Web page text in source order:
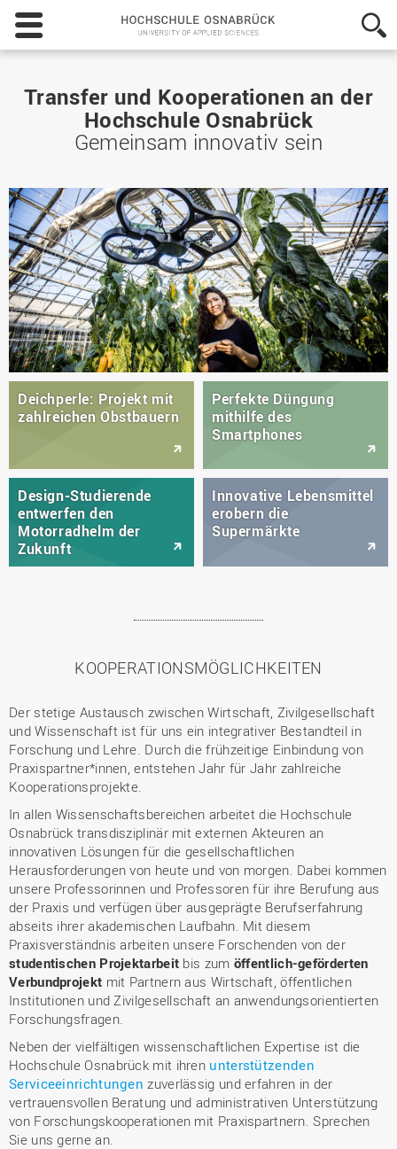
Hochschule
Osnabrück
-
Applied
Sciences
Transfer und Kooperationen an der
Hochschule Osnabrück
Gemeinsam innovativ sein
Deichperle: Projekt mit
zahlreichen Obstbauern
Perfekte Düngung
mithilfe des
Smartphones
Design-Studierende
entwerfen den
Motorradhelm der
Zukunft
Innovative Lebensmittel
erobern die
Supermärkte
KOOPERATIONSMÖGLICHKEITEN
Der stetige Austausch zwischen Wirtschaft, Zivilgesellschaft
und Wissenschaft ist für uns ein integrativer Bestandteil in
Forschung und Lehre. Durch die frühzeitige Einbindung von
Praxispartner*innen, entstehen Jahr für Jahr zahlreiche
Kooperationsprojekte.
In allen Wissenschaftsbereichen arbeitet die Hochschule
Osnabrück transdisziplinär mit externen Akteuren an
innovativen Lösungen für die gesellschaftlichen
Herausforderungen von heute und von morgen. Dabei kommen
unsere Professorinnen und Professoren für ihre Berufung aus
der Praxis und verfügen über ausgeprägte Berufserfahrung
abseits ihrer akademischen Laufbahn. Mit diesem
Praxisverständnis arbeiten unsere Forschenden von der
studentischen Projektarbeit bis zum öffentlich-geförderten
Verbundprojekt mit Partnern aus Wirtschaft, öffentlichen
Institutionen und Zivilgesellschaft an anwendungsorientierten
Forschungsfragen.
Neben der vielfältigen wissenschaftlichen Expertise ist die
Hochschule Osnabrück mit ihren unterstützenden
Serviceeinrichtungen zuverlässig und erfahren in der
vertrauensvollen Beratung und administrativen Unterstützung
von Forschungskooperationen mit Praxispartnern. Sprechen
Sie uns gerne an.